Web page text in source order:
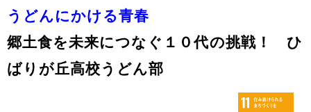
うどんにかける青春
郷土食を未来につなぐ１０代の挑戦！ ひ
ばりが丘高校うどん部